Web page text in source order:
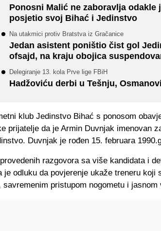
Ponosni Malić ne zaboravlja odakle
posjetio svoj Bihać i Jedinstvo
Na utakmici protiv Bratstva iz Gračanice
Jedan asistent poništio čist gol
ofsajd, na kraju obojica
Delegiranje 13. kola Prve lige FBiH
Hadžoviću derbi u Tešnju,
klub Jedinstvo Bihać s ponosom
prijatelje da je Armin Duvnjak imenovan
Duvnjak je rođen 15. februara
razgovora sa više kandidata i
je odluku da povjerenje ukaže treneru koji
savremenim pristupom nogometu i